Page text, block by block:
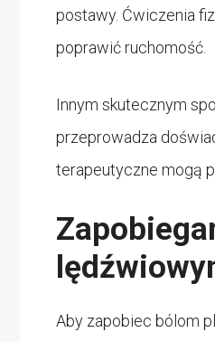
postawy. Ćwiczenia
poprawić ruchomość.
Innym skutecznym
przeprowadza
terapeutyczne mogą
Aby zapobiec bólom